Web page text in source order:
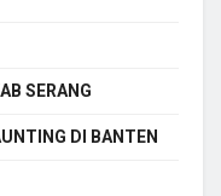
SERANG
DI BANTEN